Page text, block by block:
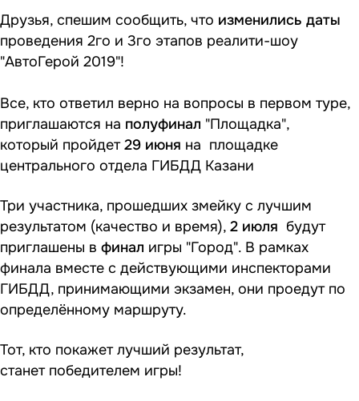
Друзья, спешим сообщить, что изменились даты
проведения 2го и 3го этапов реалити-шоу
"АвтоГерой 2019"!
Все, кто ответил верно на вопросы в первом туре,
приглашаются на полуфинал "Площадка",
который пройдет29 июня на площадке
центрального отдела ГИБДД Казани
Три участника, прошедших змейку с лучшим
результатом (качество и время), 2 июля будут
приглашены в финал игры "Город". В рамках
финала вместе с действующими инспекторами
ГИБДД, принимающими экзамен, они проедут по
определённому маршруту.
Тот, кто покажет лучший результат,
станет победителем игры!